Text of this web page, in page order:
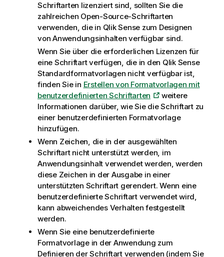
Schriftarten lizenziert sind, sollten Sie die
zahlreichen Open-Source-Schriftarten
verwenden, die in Qlik Sense zum Designen
von Anwendungsinhalten verfügbar sind.
Wenn Sie über die erforderlichen Lizenzen für
eine Schriftart verfügen, die in den Qlik Sense
Standardformatvorlagen nicht verfügbar ist,
finden Sie in Erstellen von Formatvorlagen mit
benutzerdefinierten Schriftarten
weitere
Informationen darüber, wie Sie die Schriftart zu
einer benutzerdefinierten Formatvorlage
hinzufügen.
Wenn Zeichen, die in der ausgewählten
Schriftart nicht unterstützt werden, im
Anwendungsinhalt verwendet werden, werden
diese Zeichen in der Ausgabe in einer
unterstützten Schriftart gerendert. Wenn eine
benutzerdefinierte Schriftart verwendet wird,
kann abweichendes Verhalten festgestellt
werden.
Wenn Sie eine benutzerdefinierte
Formatvorlage in der Anwendung zum
Definieren der Schriftart verwenden (indem Sie